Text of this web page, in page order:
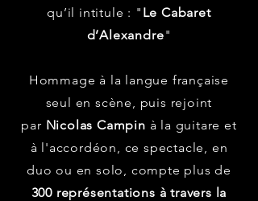
qu’il intitule : " Le Cabaret
d’Alexandre"
Hommage à la langue française
seul en scène, puis rejoint
par Nicolas Campin à la guitare et
à l'accordéon, ce spectacle, en
duo ou en solo, compte plus de
300 représentations à travers la